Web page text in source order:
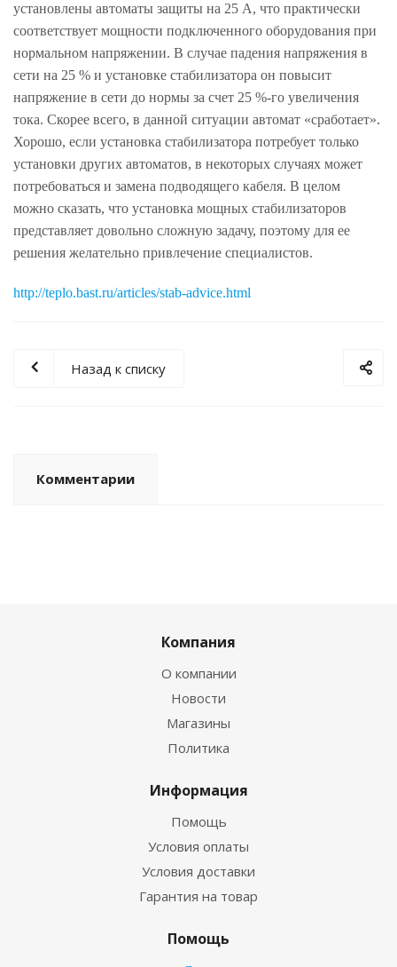
установлены автоматы защиты на 25 А, что практически
соответствует мощности подключенного оборудования при
нормальном напряжении. В случае падения напряжения в
сети на 25 % и установке стабилизатора он повысит
напряжение в сети до нормы за счет 25 %-го увеличения
тока. Скорее всего, в данной ситуации автомат «сработает».
Хорошо, если установка стабилизатора потребует только
установки других автоматов, в некоторых случаях может
потребоваться и замена подводящего кабеля. В целом
можно сказать, что установка мощных стабилизаторов
представляет довольно сложную задачу, поэтому для ее
решения желательно привлечение специалистов.
http://teplo.bast.ru/articles/stab-advice.html
Назад к списку
Комментарии
Компания
О компании
Новости
Магазины
Политика
Информация
Помощь
Условия оплаты
Условия доставки
Гарантия на товар
Помощь